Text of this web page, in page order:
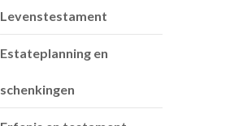
Levenstestament
Estateplanning en
schenkingen